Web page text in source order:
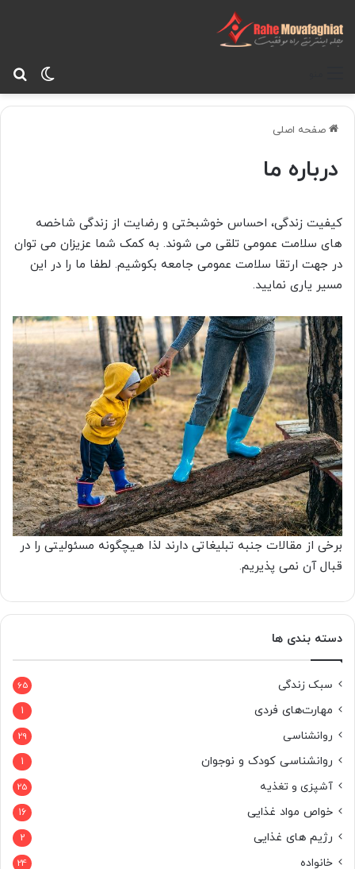
تغییر
صفحه اصلی
درباره ما
کیفیت زندگی، احساس خوشبختی و رضایت از زندگی شاخص­ه
های سلامت عمومی تلقی می­ شوند. به کمک شما عزیزان می توان
در جهت ارتقا سلامت عمومی جامعه بکوشیم. لطفا ما را در این
مسیر یاری نمایید.
برخی از مقالات جنبه تبلیغاتی دارند لذا هیچگونه مسئولیتی را در
قبال آن نمی پذیریم.
دسته بندی ها
سبک زندگی 65
مهارت‌های فردی 1
روانشناسی 29
روانشناسی کودک و نوجوان 1
آشپزی و تغذیه 25
خواص مواد غذایی 16
رژیم های غذایی 2
خانواده 24